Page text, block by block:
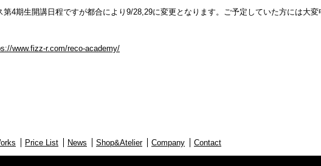
4期生開講日程ですが都合により9/28,29に変更となります。ご予定していた方には大
www.fizz-r.com/reco-academy/
Price List News Shop&Atelier Company Contact